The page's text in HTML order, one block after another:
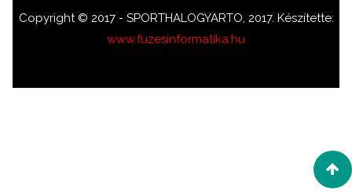
Copyright © 2017 - SPORTHALOGYARTO, 2017. Készítette:
www.fuzesinformatika.hu